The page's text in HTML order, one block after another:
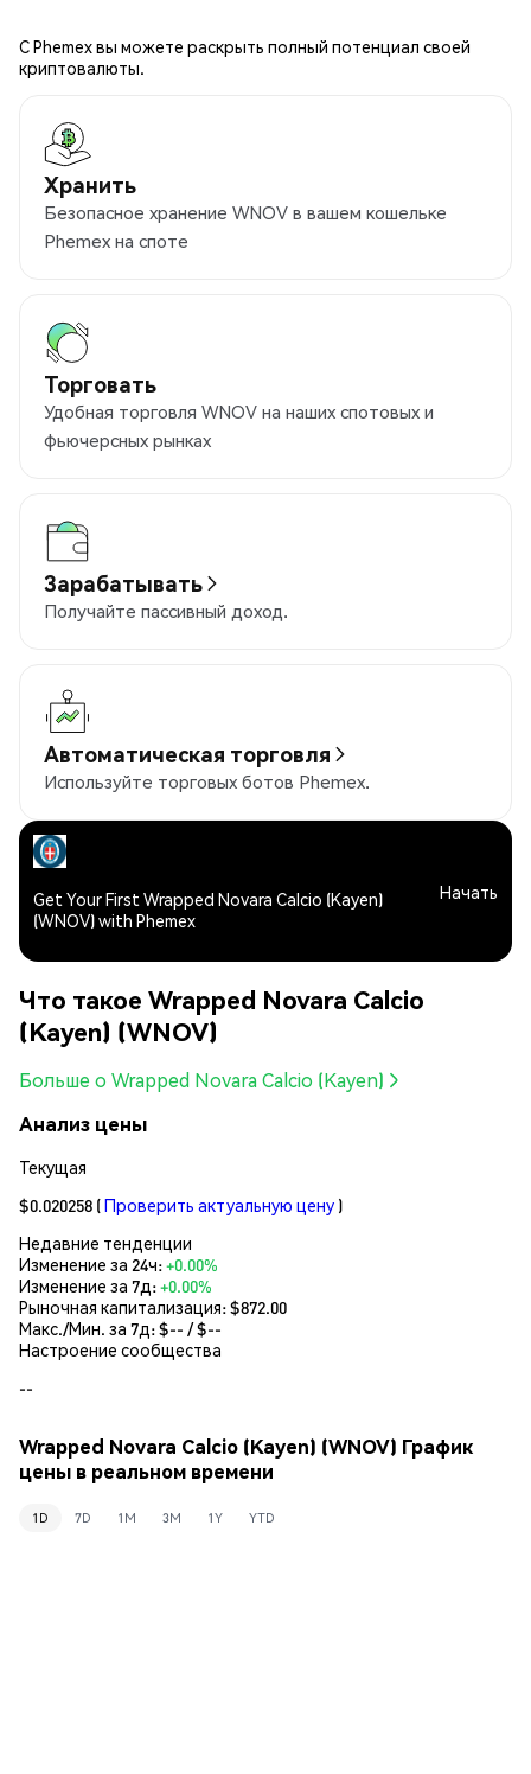
С Phemex вы можете раскрыть полный потенциал своей
криптовалюты.
Хранить
Безопасное хранение WNOV в вашем кошельке
Phemex на споте
Торговать
Удобная торговля WNOV на наших спотовых и
фьючерсных рынках
Зарабатывать
Получайте пассивный доход.
Автоматическая торговля
Используйте торговых ботов Phemex.
Get Your First Wrapped Novara Calcio (Kayen)
(WNOV) with Phemex
Начать
Что такое Wrapped Novara Calcio
(Kayen) (WNOV)
Больше о Wrapped Novara Calcio (Kayen)
Анализ цены
Текущая
$0.020258 (Проверить актуальную цену )
Недавние тенденции
Изменение за 24ч:+0.00%
Изменение за 7д:+0.00%
Рыночная капитализация:$872.00
Макс./Мин. за 7д: $-- / $--
Настроение сообщества
--
Wrapped Novara Calcio (Kayen) (WNOV) График
цены в реальном времени
1D 7D 1M 3M 1Y YTD